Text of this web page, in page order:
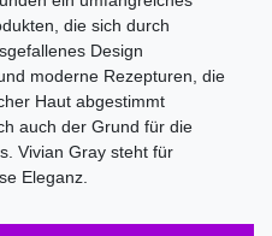
die sich durch
Design
moderne Rezepturen, die
Haut abgestimmt
auch der Grund für die
Vivian Gray steht für
Eleganz.